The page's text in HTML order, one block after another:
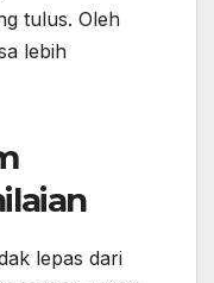
tulus. Oleh
lebih
lepas dari